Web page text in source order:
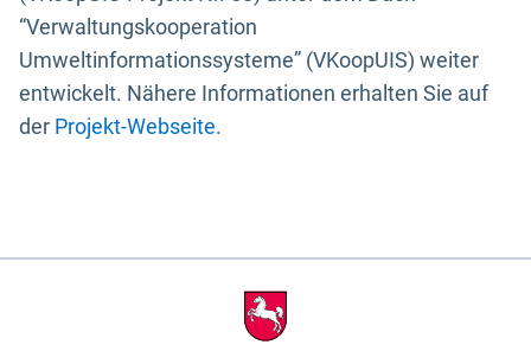
“Verwaltungskooperation
Umweltinformationssysteme” (VKoopUIS) weiter
entwickelt. Nähere Informationen erhalten Sie auf
der Projekt-Webseite.